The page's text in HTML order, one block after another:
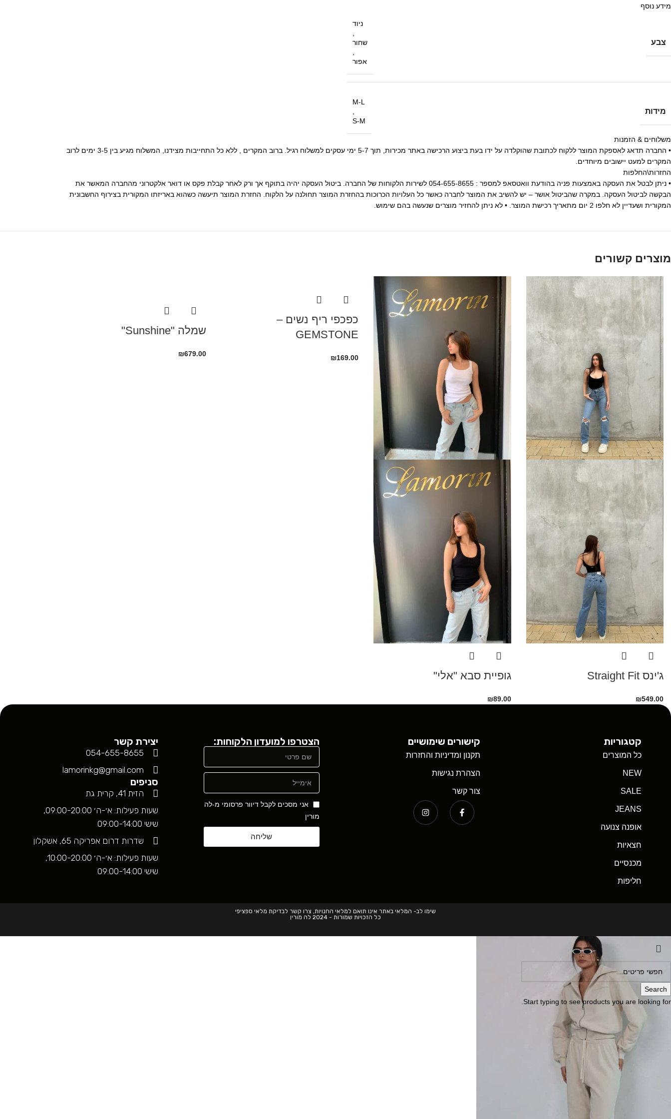
מידע נוסף
צבע
ניוד
שחור
אפור
מידות
M-L
S-M
משלוחים & הזמנות
• החברה תדאג לאספקת המוצר ללקוח לכתובת שהוקלדה על ידו בעת ביצוע הרכישה באתר מכירות, תוך 5-7 ימי עסקים למשלוח רגיל. ברוב המקרים , ללא כל התחייבות מצידנו, המשלוח מגיע בין 3-5 ימים לרוב
המקרים למעט יישובים מיוחדים.
החזרות\החלפות
• ניתן לבטל את העסקה באמצעות פניה בהודעת וואטסאפ למספר : 054-655-8655 לשירות הלקוחות של החברה. ביטול העסקה יהיה בתוקף אך ורק לאחר קבלת פקס או דואר אלקטרוני מהחברה המאשר את
הבקשה לביטול העסקה. במקרה שהביטול אושר – יש להשיב את המוצר לחברה כאשר כל העלויות הכרוכות בהחזרת המוצר תחולנה על הלקוח. החזרת המוצר תיעשה כשהוא באריזתו המקורית בצירוף החשבונית
המקורית ושעדיין לא חלפו 2 יום מתאריך רכישת המוצר. • לא ניתן להחזיר מוצרים שנעשה בהם שימוש.
מוצרים קשורים
ג'ינס Straight Fit
₪549.00
גופיית סבא "אלי"
₪89.00
כפכפי ריף נשים –
GEMSTONE
₪169.00
שמלה "Sunshine"
₪679.00
קטגוריות
כל המוצרים
NEW
SALE
JEANS
אופנה צנועה
חצאיות
מכנסיים
חליפות
קישורים שימושיים
תקנון ומדיניות והחזרות
הצהרת נגישות
צור קשר
הצטרפו למועדון הלקוחות:
אני מסכים לקבל דיוור פרסומי מ-לה
מורין
שליחה
יצירת קשר
054-655-8655
lamorinkg@gmail.com
סניפים
הזית 41, קרית גת
שעות פעילות: א׳-ה׳ 09:00-20:00,
שישי 09:00-14:00
שדרות דרום אפריקה 65, אשקלון
שעות פעילות: א׳-ה׳ 10:00-20:00,
שישי 09:00-14:00
שימו לב- המלאי באתר אינו תואם למלאי החנויות, צרו קשר לבדיקת מלאי ספציפי
כל הזכויות שמורות - 2024 לה מורין
Search
Start typing to see products you are looking for.